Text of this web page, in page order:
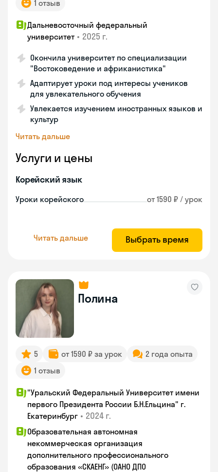
1 отзыв
Дальневосточный федеральный
университет • 2025 г.
Окончила университет по специализации
"Востоковедение и африканистика"
Адаптирует уроки под интересы учеников
для увлекательного обучения
Увлекается изучением иностранных языков и
культур
Читать дальше
Услуги и цены
Корейский язык
Уроки корейского от 1590 ₽ / урок
Читать дальше Выбрать время
Полина
5 от 1590 ₽ за урок
2 года опыта
1 отзыв
"Уральский Федеральный Университет имени
первого Президента России Б.Н.Ельцина" г.
Екатеринбург • 2024 г.
Образовательная автономная
некоммерческая организация
дополнительного профессионального
образования «СКАЕНГ» (ОАНО ДПО